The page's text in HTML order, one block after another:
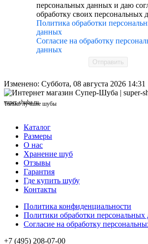
персональных данных и даю
обработку своих персональных
Политика обработки
данных
Согласие на обработку
данных
Отправить
Изменено: Суббота, 08 августа 2026 14:31
super-shuba.ru
Только лучшие шубы
Каталог
Размеры
О нас
Хранение шуб
Отзывы
Гарантия
Где купить шубу
Контакты
Политика конфиденциальности
Политики обработки персональных
Согласие на обработку
+7 (495) 208-07-00